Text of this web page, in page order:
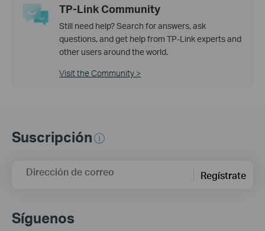
TP-Link Community
Still need help? Search for answers, ask
questions, and get help from TP-Link experts and
other users around the world.
Visit the Community >
Suscripción
Dirección de correo Regístrate
Síguenos